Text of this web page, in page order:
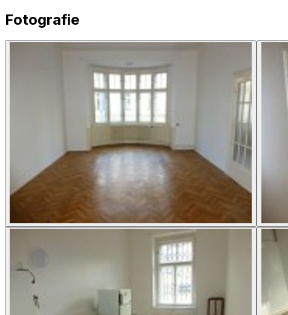
Fotografie